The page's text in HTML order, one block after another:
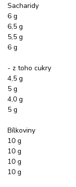
Sacharidy
6 g
6,5 g
5,5 g
6 g
- z toho cukry
4,5 g
5 g
4,0 g
5 g
Bílkoviny
10 g
10 g
10 g
10 g